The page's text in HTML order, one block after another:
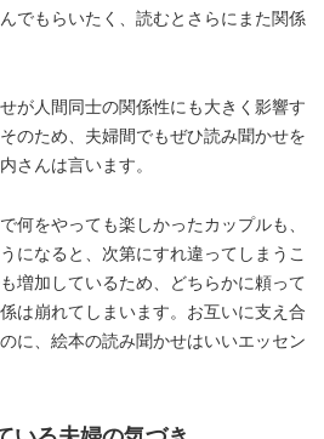
でもらいたく、読むとさらにまた関係
が人間同士の関係性にも大きく影響す
のため、夫婦間でもぜひ読み聞かせを
さんは言います。
何をやっても楽しかったカップルも、
になると、次第にすれ違ってしまうこ
増加しているため、どちらかに頼って
は崩れてしまいます。お互いに支え合
に、絵本の読み聞かせはいいエッセン